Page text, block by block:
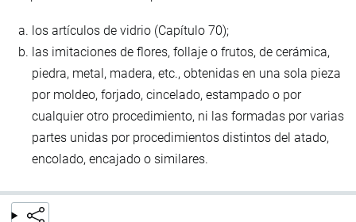
los artículos de vidrio (Capítulo 70);
las imitaciones de flores, follaje o frutos, de cerámica,
piedra, metal, madera, etc., obtenidas en una sola pieza
por moldeo, forjado, cincelado, estampado o por
cualquier otro procedimiento, ni las formadas por varias
partes unidas por procedimientos distintos del atado,
encolado, encajado o similares.